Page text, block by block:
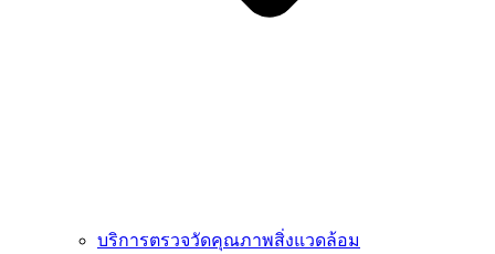
บริการตรวจวัดคุณภาพสิ่งแวดล้อม